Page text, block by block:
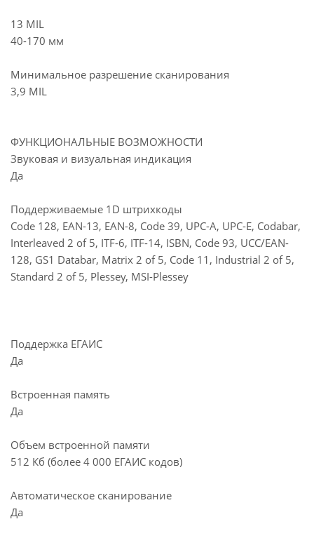
13 MIL
40-170 мм
Минимальное разрешение сканирования
3,9 MIL
ФУНКЦИОНАЛЬНЫЕ ВОЗМОЖНОСТИ
Звуковая и визуальная индикация
Да
Поддерживаемые 1D штрихкоды
Code 128, EAN-13, EAN-8, Code 39, UPC-A, UPC-E, Codabar,
Interleaved 2 of 5, ITF-6, ITF-14, ISBN, Code 93, UCC/EAN-
128, GS1 Databar, Matrix 2 of 5, Code 11, Industrial 2 of 5,
Standard 2 of 5, Plessey, MSI-Plessey
Поддержка ЕГАИС
Да
Встроенная память
Да
Объем встроенной памяти
512 Кб (более 4 000 ЕГАИС кодов)
Автоматическое сканирование
Да